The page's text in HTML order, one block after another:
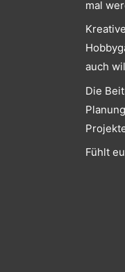
mal
auch
Die
Fühlt